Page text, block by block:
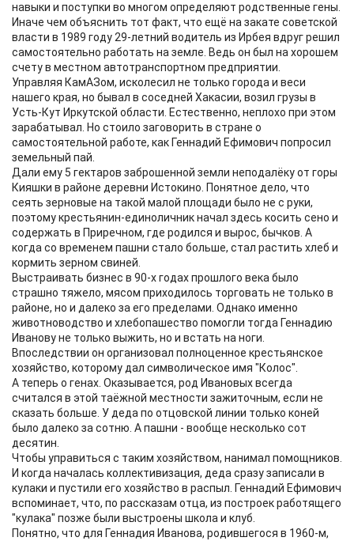
навыки и поступки во многом определяют родственные гены.
Иначе чем объяснить тот факт, что ещё на закате советской
власти в 1989 году 29-летний водитель из Ирбея вдруг решил
самостоятельно работать на земле. Ведь он был на хорошем
счету в местном автотранспортном предприятии.
Управляя КамАЗом, исколесил не только города и веси
нашего края, но бывал в соседней Хакасии, возил грузы в
Усть-Кут Иркутской области. Естественно, неплохо при этом
зарабатывал. Но стоило заговорить в стране о
самостоятельной работе, как Геннадий Ефимович попросил
земельный пай.
Дали ему 5 гектаров заброшенной земли неподалёку от горы
Кияшки в районе деревни Истокино. Понятное дело, что
сеять зерновые на такой малой площади было не с руки,
поэтому крестьянин-единоличник начал здесь косить сено и
содержать в Приречном, где родился и вырос, бычков. А
когда со временем пашни стало больше, стал растить хлеб и
кормить зерном свиней.
Выстраивать бизнес в 90-х годах прошлого века было
страшно тяжело, мясом приходилось торговать не только в
районе, но и далеко за его пределами. Однако именно
животноводство и хлебопашество помогли тогда Геннадию
Иванову не только выжить, но и встать на ноги.
Впоследствии он организовал полноценное крестьянское
хозяйство, которому дал символическое имя "Колос".
А теперь о генах. Оказывается, род Ивановых всегда
считался в этой таёжной местности зажиточным, если не
сказать больше. У деда по отцовской линии только коней
было далеко за сотню. А пашни - вообще несколько сот
десятин.
Чтобы управиться с таким хозяйством, нанимал помощников.
И когда началась коллективизация, деда сразу записали в
кулаки и пустили его хозяйство в распыл. Геннадий Ефимович
вспоминает, что, по рассказам отца, из построек работящего
"кулака" позже были выстроены школа и клуб.
Понятно, что для Геннадия Иванова, родившегося в 1960-м,